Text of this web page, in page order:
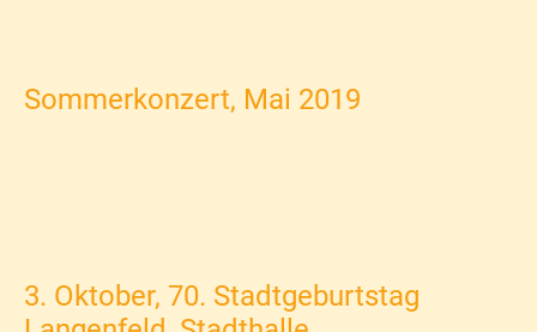
Sommerkonzert, Mai 2019
3. Oktober, 70. Stadtgeburtstag